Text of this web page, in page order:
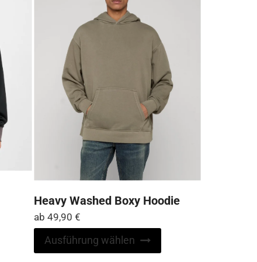
gewählt
werden
Heavy Washed Boxy Hoodie
ab49,90€
Ausführung wählen
Produkt